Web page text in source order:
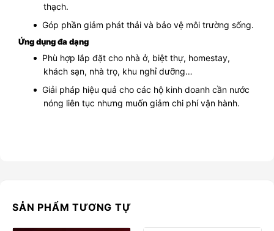
thạch.
Góp phần giảm phát thải và bảo vệ môi trường sống.
Ứng dụng đa dạng
Phù hợp lắp đặt cho nhà ở, biệt thự, homestay,
khách sạn, nhà trọ, khu nghỉ dưỡng…
Giải pháp hiệu quả cho các hộ kinh doanh cần nước
nóng liên tục nhưng muốn giảm chi phí vận hành.
SẢN PHẨM TƯƠNG TỰ